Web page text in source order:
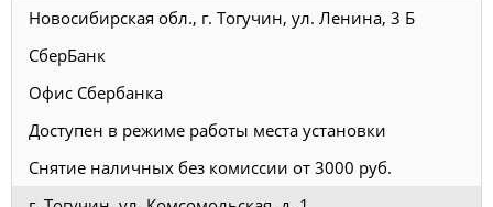
Новосибирская обл., г. Тогучин, ул. Ленина, 3 Б
СберБанк
Офис Сбербанка
Доступен в режиме работы места установки
Снятие наличных без комиссии от 3000 руб.